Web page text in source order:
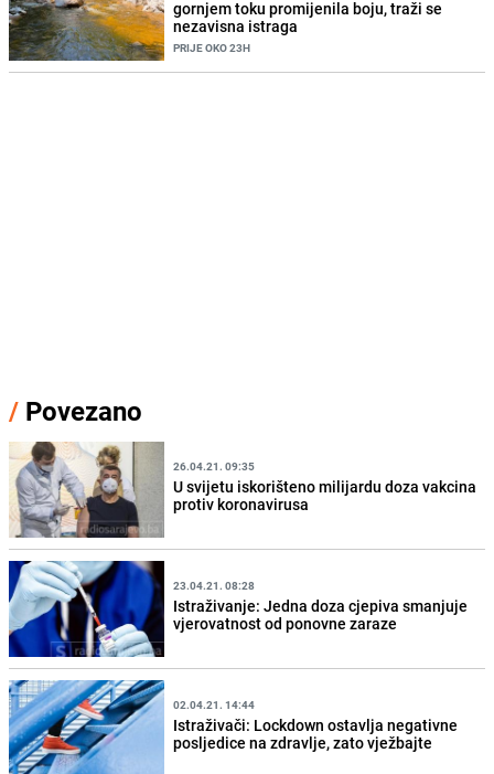
gornjem toku promijenila boju, traži se
nezavisna istraga
PRIJE OKO 23H
/ Povezano
26.04.21. 09:35
U svijetu iskorišteno milijardu doza vakcina
protiv koronavirusa
23.04.21. 08:28
Istraživanje: Jedna doza cjepiva smanjuje
vjerovatnost od ponovne zaraze
02.04.21. 14:44
Istraživači: Lockdown ostavlja negativne
posljedice na zdravlje, zato vježbajte